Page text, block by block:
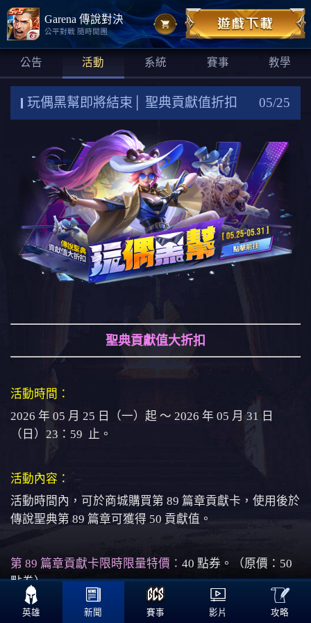
Garena 傳說對決
公平對戰 隨時開團
公告 活動 系統 賽事 教學
玩偶黑幫即將結束│ 聖典貢獻值折扣 05/25
聖典貢獻值大折扣
活動時間：
2026 年 05 月 25 日（一）起 ～ 2026 年 05 月 31 日
（日）23：59 止。
活動內容：
活動時間內，可於商城購買第 89 篇章貢獻卡，使用後於
傳說聖典第 89 篇章可獲得 50 貢獻值。
第 89 篇章貢獻卡限時限量特價： 40 點券。（原價：50
點券）
英雄 新聞 賽事 影片

攻略